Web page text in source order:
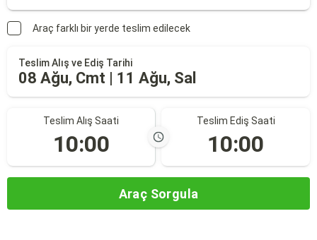
Araç farklı bir yerde teslim edilecek
Teslim Alış ve Ediş Tarihi
08 Ağu, Cmt | 11 Ağu, Sal
Teslim Alış Saati
10:00
Teslim Ediş Saati
10:00
Araç Sorgula